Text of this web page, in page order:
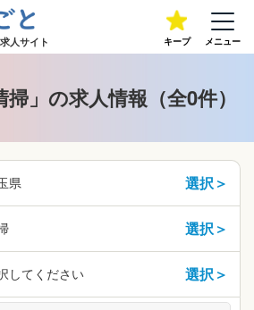
人サイト キープ メニュー
掃」の求人情報（全0件）
県 選択＞
選択＞
してください 選択＞